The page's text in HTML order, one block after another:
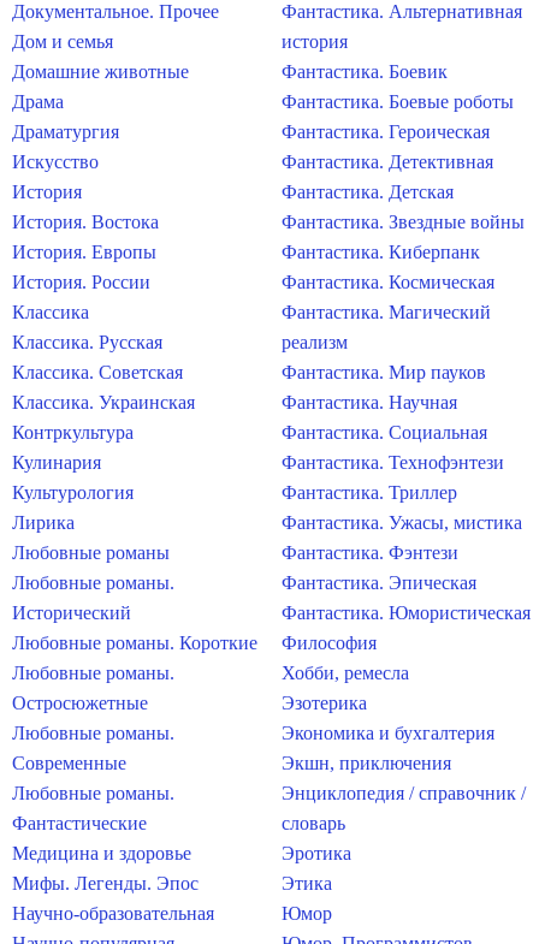
Документальное. Прочее
Дом и семья
Домашние животные
Драма
Драматургия
Искусство
История
История. Востока
История. Европы
История. России
Классика
Классика. Русская
Классика. Советская
Классика. Украинская
Контркультура
Кулинария
Культурология
Лирика
Любовные романы
Любовные романы.
Исторический
Любовные романы. Короткие
Любовные романы.
Остросюжетные
Любовные романы.
Современные
Любовные романы.
Фантастические
Медицина и здоровье
Мифы. Легенды. Эпос
Научно-образовательная
Фантастика. Альтернативная
история
Фантастика. Боевик
Фантастика. Боевые роботы
Фантастика. Героическая
Фантастика. Детективная
Фантастика. Детская
Фантастика. Звездные войны
Фантастика. Киберпанк
Фантастика. Космическая
Фантастика. Магический
реализм
Фантастика. Мир пауков
Фантастика. Научная
Фантастика. Социальная
Фантастика. Технофэнтези
Фантастика. Триллер
Фантастика. Ужасы, мистика
Фантастика. Фэнтези
Фантастика. Эпическая
Фантастика. Юмористическая
Философия
Хобби, ремесла
Эзотерика
Экономика и бухгалтерия
Экшн, приключения
Энциклопедия / справочник /
словарь
Эротика
Этика
Юмор